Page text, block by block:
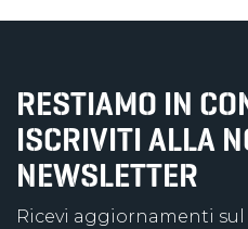
RESTIAMO IN
ISCRIVITI ALLA
NEWSLETTER
Ricevi aggiornamenti